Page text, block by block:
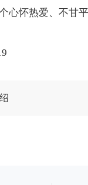
心怀热爱、不甘